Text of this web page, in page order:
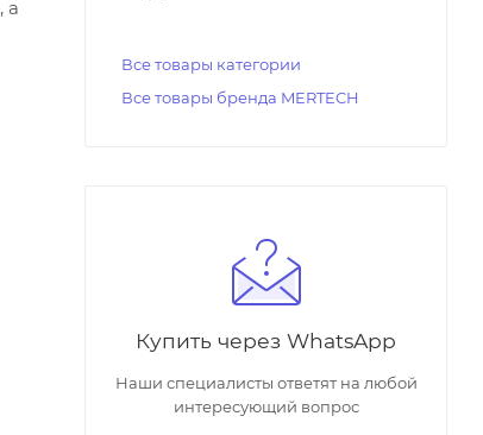
а
Все товары категории
Все товары бренда MERTECH
Купить через WhatsApp
Наши специалисты ответят на любой
интересующий вопрос